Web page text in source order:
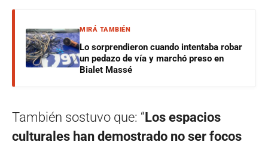
MIRÁ TAMBIÉN
Lo sorprendieron cuando intentaba robar
un pedazo de vía y marchó preso en
Bialet Massé
También sostuvo que: “Los espacios
culturales han demostrado no ser focos